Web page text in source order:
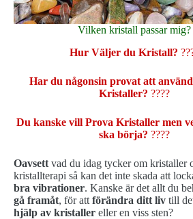
Vilken kristall passar mig?
Hur Väljer du Kristall?
Har du någonsin provat att
Kristaller? ????
Du kanske vill Prova Kristaller men
ska börja?????
Oavsett vad du idag tycker om kristaller
kristallterapi så kan det inte skada att
bra vibrationer. Kanske är det allt du
gå framåt, för att förändra ditt liv till
hjälp av kristaller eller en viss sten?